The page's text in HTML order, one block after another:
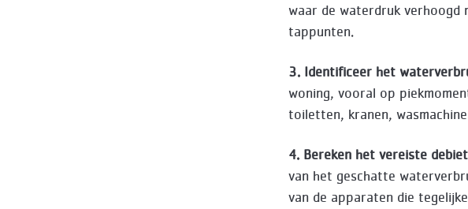
waar de waterdruk verhoogd
tappunten.
3. Identificeer het
woning, vooral op
toiletten, kranen,
4. Bereken het vereiste debiet
van het geschatte
van de apparaten die